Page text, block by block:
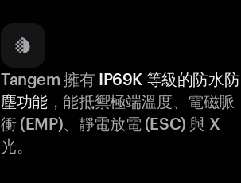
Tangem 擁有 IP69K 等級的防水防
塵功能，能抵禦極端溫度、電磁脈
衝 (EMP)、靜電放電 (ESC) 與 X
光。